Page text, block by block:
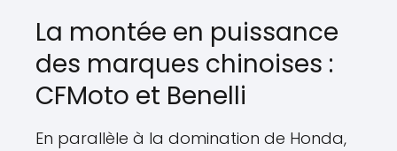
La montée en puissance
des marques chinoises :
CFMoto et Benelli
En parallèle à la domination de Honda,